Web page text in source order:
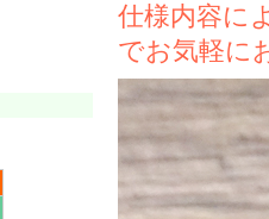
仕様内容に
でお気軽に